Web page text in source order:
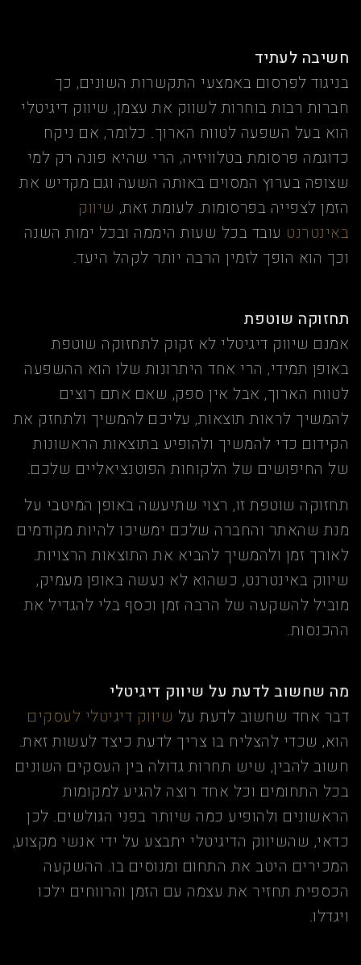
חשיבה לעתיד
בניגוד לפרסום באמצעי התקשרות השונים, כך
חברות רבות בוחרות לשווק את עצמן, שיווק דיגיטלי
הוא בעל השפעה לטווח הארוך. כלומר, אם ניקח
כדוגמה פרסומת בטלוויזיה, הרי שהיא פונה רק למי
שצופה בערוץ המסוים באותה השעה וגם מקדיש את
הזמן לצפייה בפרסומות. לעומת זאת, שיווק
באינטרנט עובד בכל שעות היממה ובכל ימות השנה
וכך הוא הופך לזמין הרבה יותר לקהל היעד.
תחזוקה שוטפת
אמנם שיווק דיגיטלי לא זקוק לתחזוקה שוטפת
באופן תמידי, הרי אחד היתרונות שלו הוא ההשפעה
לטווח הארוך, אבל אין ספק, שאם אתם רוצים
להמשיך לראות תוצאות, עליכם להמשיך ולתחזק את
הקידום כדי להמשיך ולהופיע בתוצאות הראשונות
של החיפושים של הלקוחות הפוטנציאליים שלכם.
תחזוקה שוטפת זו, רצוי שתיעשה באופן המיטבי על
מנת שהאתר והחברה שלכם ימשיכו להיות מקודמים
לאורך זמן ולהמשיך להביא את התוצאות הרצויות.
שיווק באינטרנט, כשהוא לא נעשה באופן מעמיק,
מוביל להשקעה של הרבה זמן וכסף בלי להגדיל את
ההכנסות.
מה שחשוב לדעת על שיווק דיגיטלי
דבר אחד שחשוב לדעת על שיווק דיגיטלי לעסקים
הוא, שכדי להצליח בו צריך לדעת כיצד לעשות זאת.
חשוב להבין, שיש תחרות גדולה בין העסקים השונים
בכל התחומים וכל אחד רוצה להגיע למקומות
הראשונים ולהופיע כמה שיותר בפני הגולשים. לכן
כדאי, שהשיווק הדיגיטלי יתבצע על ידי אנשי מקצוע,
המכירים היטב את התחום ומנוסים בו. ההשקעה
הכספית תחזיר את עצמה עם הזמן והרווחים ילכו
ויגדלו.